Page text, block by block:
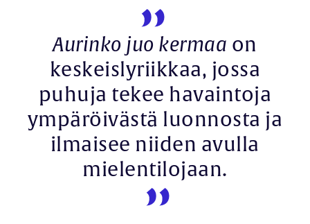
Aurinko juo kermaa on
keskeislyriikkaa, jossa
puhuja tekee havaintoja
ympäröivästä luonnosta ja
ilmaisee niiden avulla
mielentilojaan.